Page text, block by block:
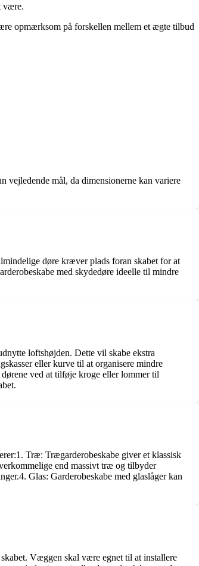
være.
opmærksom på forskellen mellem et ægte tilbud
vejledende mål, da dimensionerne kan variere
døre kræver plads foran skabet for at
med skydedøre ideelle til mindre
loftshøjden. Dette vil skabe ekstra
eller kurve til at organisere mindre
ved at tilføje kroge eller lommer til
Træ: Trægarderobeskabe giver et klassisk
end massivt træ og tilbyder
Glas: Garderobeskabe med glaslåger kan
Væggen skal være egnet til at installere